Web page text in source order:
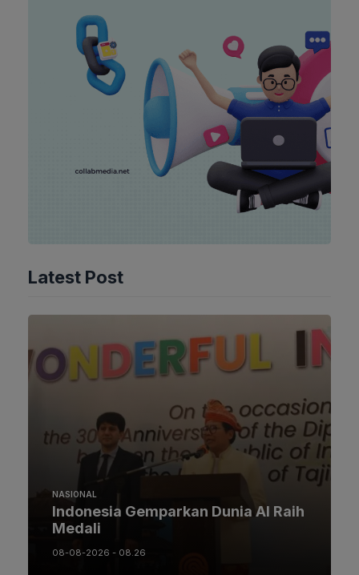
Latest Post
NASIONAL
Indonesia Gemparkan Dunia AI Raih
Medali
08-08-2026 - 08.26